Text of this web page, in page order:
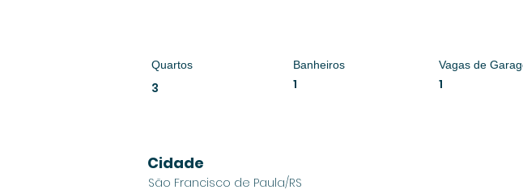
Quartos
3
Banheiros
1
Vagas de
1
Cidade
São Francisco de Paula/RS